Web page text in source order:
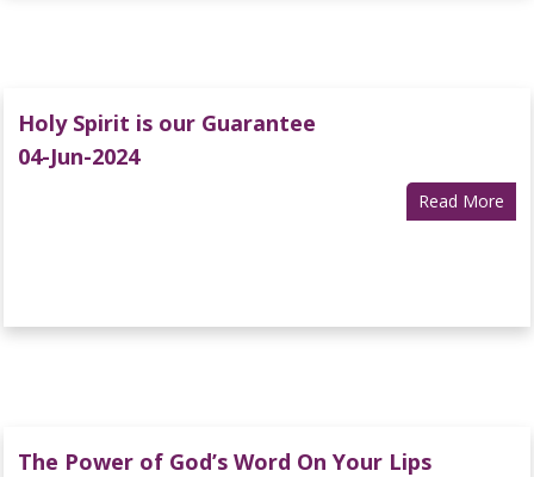
Holy Spirit is our Guarantee
04-Jun-2024
Read More
The Power of God’s Word On Your Lips